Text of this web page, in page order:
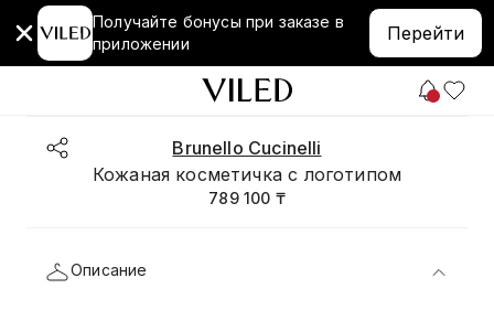
Получайте бонусы при заказе в
приложении
Перейти
Brunello Cucinelli
Кожаная косметичка с логотипом
789 100 ₸
Описание